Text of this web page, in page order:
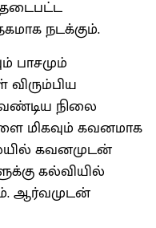
நடக்கும்.
பாசமும்
விரும்பிய
நிலை
மிகவும் கவனமாக
கவனமுடன்
கல்வியில்
ஆர்வமுடன்